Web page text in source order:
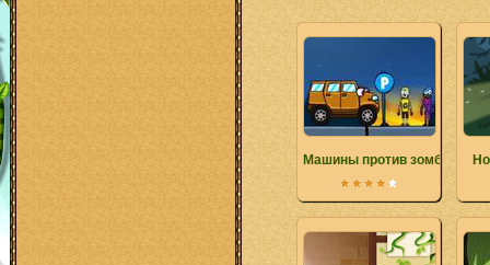
Машины против зомби